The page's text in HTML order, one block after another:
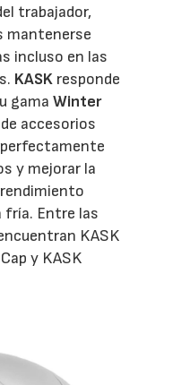
trabajador,
mantenerse
incluso en las
KASK responde
gamaWinter
accesorios
y mejorar la
fría. Entre las
KASK
y KASK